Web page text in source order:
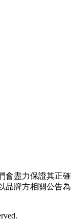
會盡力保證其正確
品牌方相關公告為